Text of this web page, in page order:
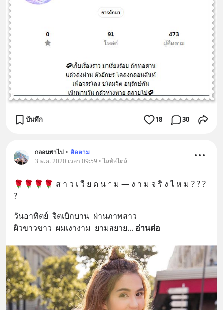
บันทึก 18 30
กลอนพาไป • ติดตาม
3 พ.ค. 2020 เวลา 09:59 • ไลฟ์สไตล์
🌹🌹🌹🌹 ส า ว เ วี ย ด น า ม — ง า ม จ ริ ง ไ ห ม ? ? ?
?
วันอาทิตย์  จิตเบิกบาน  ผ่านภาพสาว
ผิวขาวขาว  ผมเงางาม  ยามสยาย... อ่านต่อ